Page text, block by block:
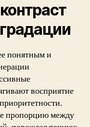
понятным и
восприятие
пропорцию между